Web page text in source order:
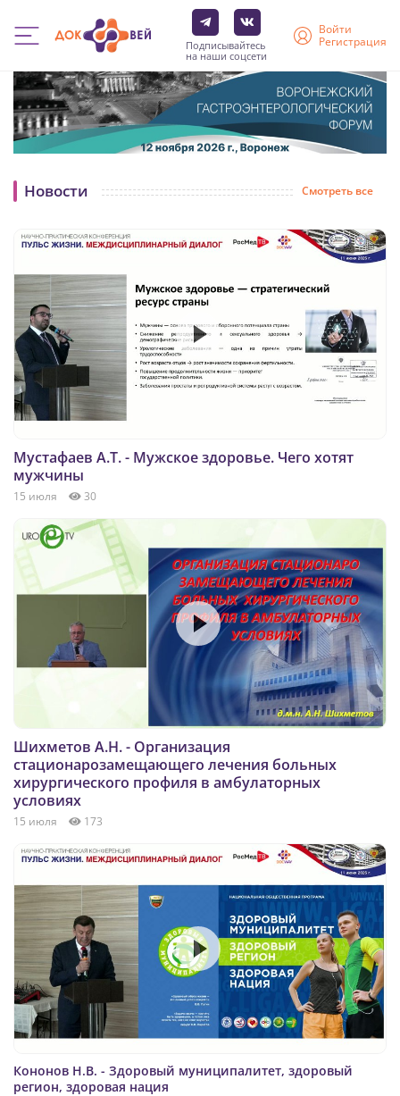
Перейти
основному
содержанию
Подписывайтесь
на наши соцсети
Войти
Регистрация
Новости Смотреть все
Мустафаев А.Т. - Мужское здоровье. Чего хотят
мужчины
15 июля 30
Шихметов А.Н. - Организация
стационарозамещающего лечения больных
хирургического профиля в амбулаторных
условиях
15 июля 173
Кононов Н.В. - Здоровый муниципалитет, здоровый
регион, здоровая нация